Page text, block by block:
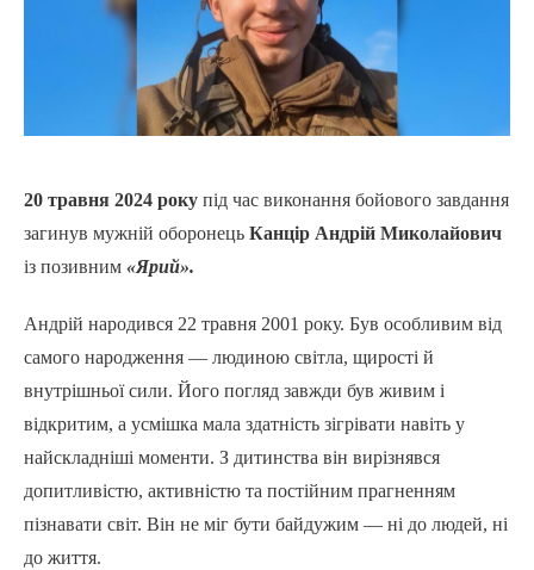
20 травня 2024 року під час виконання бойового завдання
загинув мужній оборонець Канцір Андрій Миколайович
із позивним «Ярий».
Андрій народився 22 травня 2001 року. Був особливим від
самого народження — людиною світла, щирості й
внутрішньої сили. Його погляд завжди був живим і
відкритим, а усмішка мала здатність зігрівати навіть у
найскладніші моменти. З дитинства він вирізнявся
допитливістю, активністю та постійним прагненням
пізнавати світ. Він не міг бути байдужим — ні до людей, ні
до життя.